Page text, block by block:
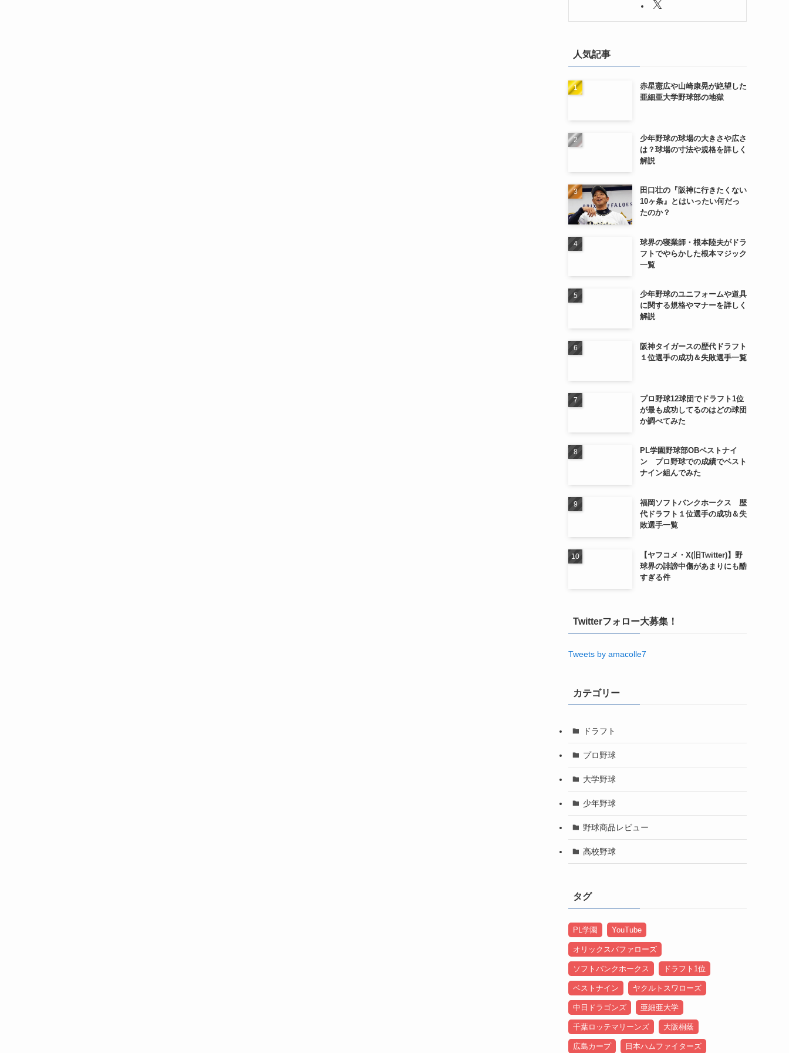
人気記事
赤星憲広や山崎康晃が絶望した
亜細亜大学野球部の地獄
少年野球の球場の大きさや広さ
は？球場の寸法や規格を詳しく
解説
田口壮の『阪神に行きたくない
10ヶ条』とはいったい何だっ
たのか？
球界の寝業師・根本陸夫がドラ
フトでやらかした根本マジック
一覧
少年野球のユニフォームや道具
に関する規格やマナーを詳しく
解説
阪神タイガースの歴代ドラフト
１位選手の成功＆失敗選手一覧
プロ野球12球団でドラフト1位
が最も成功してるのはどの球団
か調べてみた
PL学園野球部OBベストナイ
ン プロ野球での成績でベスト
ナイン組んでみた
福岡ソフトバンクホークス 歴
代ドラフト１位選手の成功＆失
敗選手一覧
【ヤフコメ・X(旧Twitter)】野
球界の誹謗中傷があまりにも酷
すぎる件
Twitterフォロー大募集！
Tweets by amacolle7
カテゴリー
ドラフト
プロ野球
大学野球
少年野球
野球商品レビュー
高校野球
タグ
PL学園 YouTube
オリックスバファローズ
ソフトバンクホークス ドラフト1位
ベストナイン ヤクルトスワローズ
中日ドラゴンズ 亜細亜大学
千葉ロッテマリーンズ 大阪桐蔭
広島カープ 日本ハムファイターズ